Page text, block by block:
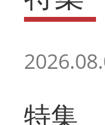
特集